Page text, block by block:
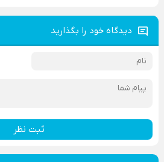
دیدگاه خود را بگذارید
ثبت نظر